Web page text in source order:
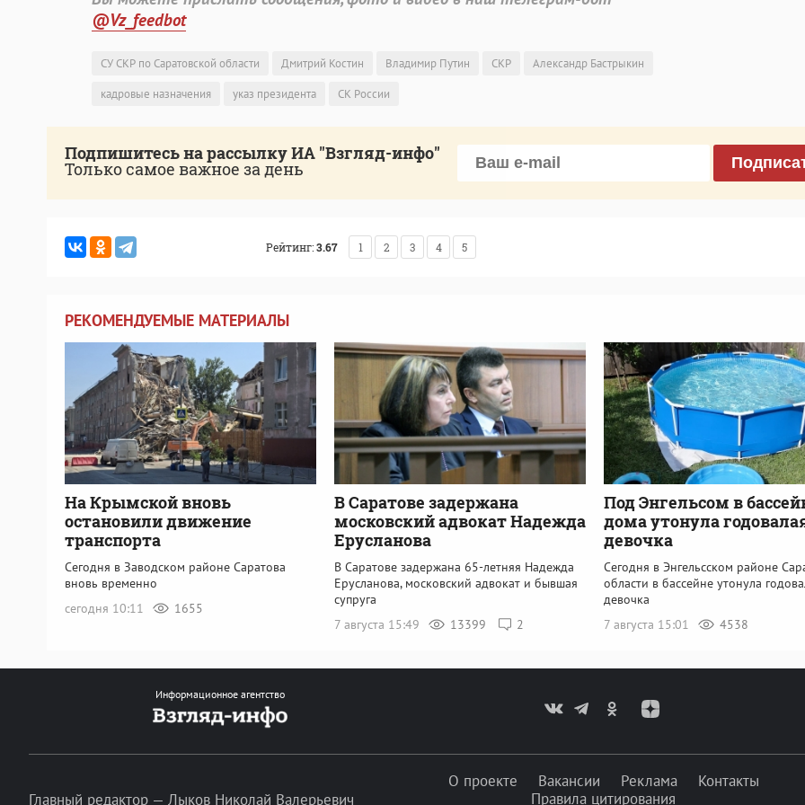
@Vz_feedbot
СУ СКР по Саратовской области Дмитрий Костин Владимир Путин СКР
Александр Бастрыкин
кадровые назначения
указ президента СК России
Подпишитесь на рассылку ИА "Взгляд-инфо"
Только самое важное за день
Рейтинг:3.67 1 2 3 4 5
РЕКОМЕНДУЕМЫЕ МАТЕРИАЛЫ
На Крымской вновь
остановили движение
транспорта
Сегодня в Заводском районе Саратова
вновь временно
сегодня 10:11
1655
В Саратове задержана
московский адвокат Надежда
Ерусланова
В Саратове задержана 65-летняя Надежда
Ерусланова, московский адвокат и бывшая
супруга
7 августа 15:49
13399 2
Под Энгельсом в
дома утонула
девочка
Сегодня в Энгельсском районе
области в бассейне утонула
девочка
7 августа 15:01
4538
Информационное агентство
Главный редактор — Лыков Николай Валерьевич
О проекте Вакансии Реклама
Контакты
Правила цитирования